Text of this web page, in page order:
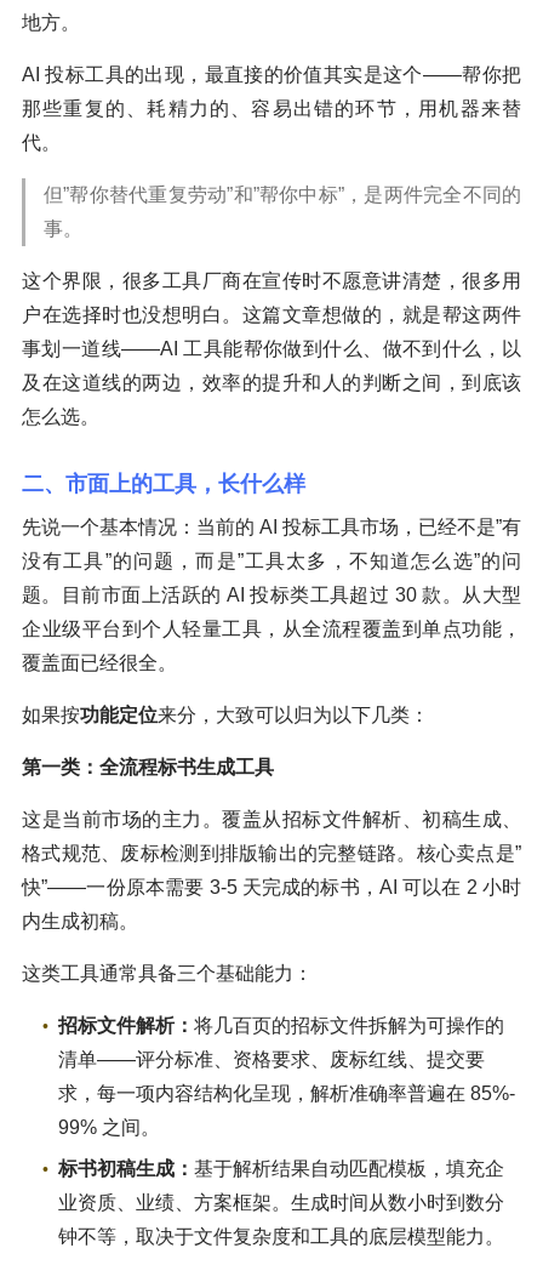
地方。
AI 投标工具的出现，最直接的价值其实是这个——帮你把
那些重复的、耗精力的、容易出错的环节，用机器来替
代。
但”帮你替代重复劳动”和”帮你中标”，是两件完全不同的
事。
这个界限，很多工具厂商在宣传时不愿意讲清楚，很多用
户在选择时也没想明白。这篇文章想做的，就是帮这两件
事划一道线——AI 工具能帮你做到什么、做不到什么，以
及在这道线的两边，效率的提升和人的判断之间，到底该
怎么选。
二、市面上的工具，长什么样
先说一个基本情况：当前的 AI 投标工具市场，已经不是”有
没有工具”的问题，而是”工具太多，不知道怎么选”的问
题。目前市面上活跃的 AI 投标类工具超过 30 款。从大型
企业级平台到个人轻量工具，从全流程覆盖到单点功能，
覆盖面已经很全。
如果按功能定位来分，大致可以归为以下几类：
第一类：全流程标书生成工具
这是当前市场的主力。覆盖从招标文件解析、初稿生成、
格式规范、废标检测到排版输出的完整链路。核心卖点是”
快”——一份原本需要 3-5 天完成的标书，AI 可以在 2 小时
内生成初稿。
这类工具通常具备三个基础能力：
招标文件解析： 将几百页的招标文件拆解为可操作的
清单——评分标准、资格要求、废标红线、提交要
求，每一项内容结构化呈现，解析准确率普遍在 85%-
99% 之间。
标书初稿生成 ： 基于解析结果自动匹配模板，填充企
业资质、业绩、方案框架。生成时间从数小时到数分
钟不等，取决于文件复杂度和工具的底层模型能力。